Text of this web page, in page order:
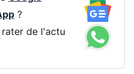
?
rater de l'actu